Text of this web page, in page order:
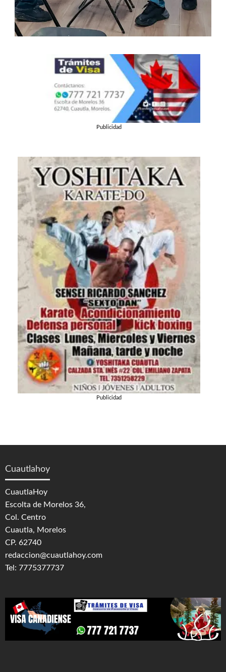
Publicidad
Publicidad
Cuautlahoy
CuautlaHoy
Escolta de Morelos 36,
Col. Centro
Cuautla, Morelos
CP. 62740
redaccion@cuautlahoy.com
Tel: 7775377737